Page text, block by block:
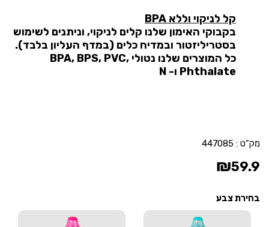
קל לניקוי וללא BPA
בקבוקי האימון שלנו קלים לניקוי, וניתנים לשימוש
בסטריליזטור ובמדיח כלים (במדף העליון בלבד).
כל המוצרים שלנו נטולי BPA, BPS, PVC,
Phthalate ו- N
מק"ט : 447085
₪59.9
בחירת צבע